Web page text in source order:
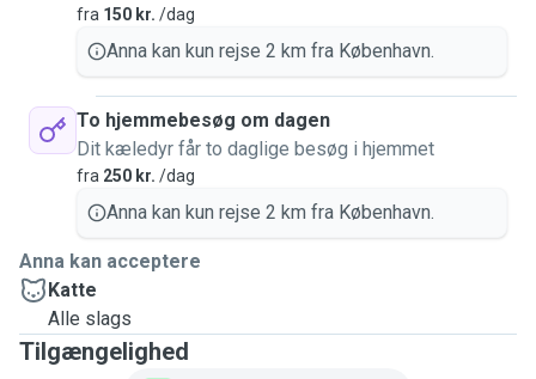
fra 150 kr. /dag
Anna kan kun rejse 2 km fra København.
To hjemmebesøg om dagen
Dit kæledyr får to daglige besøg i hjemmet
fra 250 kr. /dag
Anna kan kun rejse 2 km fra København.
Anna kan acceptere
Katte
Alle slags
Tilgængelighed